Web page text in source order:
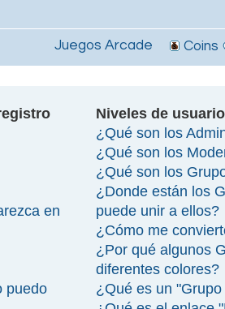
Juegos Arcade Coins
en
puedo
Niveles de
¿Qué son los
¿Qué son los
¿Qué son los
¿Donde están los
puede unir a ellos?
¿Cómo me
¿Por qué algunos
diferentes colores?
¿Qué es un